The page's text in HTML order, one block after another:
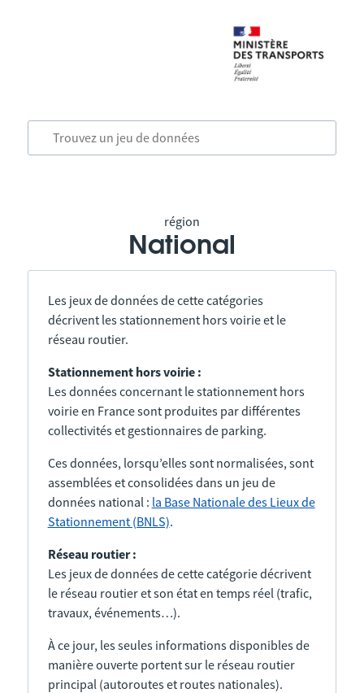
région
National
Les jeux de données de cette catégories
décrivent les stationnement hors voirie et le
réseau routier.
Stationnement hors voirie :
Les données concernant le stationnement hors
voirie en France sont produites par différentes
collectivités et gestionnaires de parking.
Ces données, lorsqu’elles sont normalisées, sont
assemblées et consolidées dans un jeu de
données national : la Base Nationale des Lieux de
Stationnement (BNLS).
Réseau routier :
Les jeux de données de cette catégorie décrivent
le réseau routier et son état en temps réel (trafic,
travaux, événements…).
À ce jour, les seules informations disponibles de
manière ouverte portent sur le réseau routier
principal (autoroutes et routes nationales).